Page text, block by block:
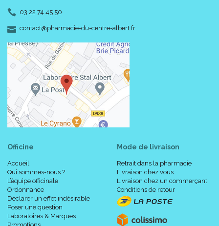
03 22 74 45 50
contact-
@-
pharmacie-du-centre-albert.fr
Officine
Accueil
Qui sommes-nous ?
L’équipe officinale
Ordonnance
Déclarer un effet indésirable
Poser une question
Laboratoires & Marques
Mode de livraison
Retrait dans la pharmacie
Livraison chez vous
Livraison chez un commerçant
Conditions de retour